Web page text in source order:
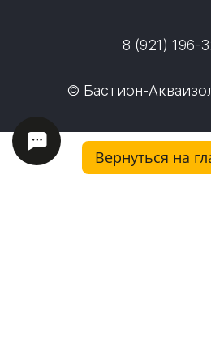
8 (921) 196-
© Бастион-
Вернуться на